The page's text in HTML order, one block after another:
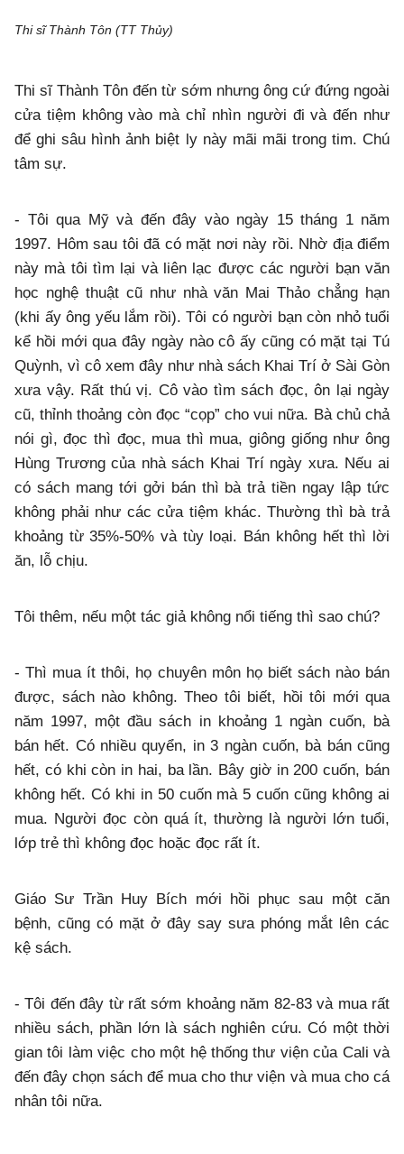
Thi sĩ Thành Tôn (TT Thủy)
Thi sĩ Thành Tôn đến từ sớm nhưng ông cứ đứng ngoài
cửa tiệm không vào mà chỉ nhìn người đi và đến như
để ghi sâu hình ảnh biệt ly này mãi mãi trong tim. Chú
tâm sự.
- Tôi qua Mỹ và đến đây vào ngày 15 tháng 1 năm
1997. Hôm sau tôi đã có mặt nơi này rồi. Nhờ địa điểm
này mà tôi tìm lại và liên lạc được các người bạn văn
học nghệ thuật cũ như nhà văn Mai Thảo chẳng hạn
(khi ấy ông yếu lắm rồi). Tôi có người bạn còn nhỏ tuổi
kể hồi mới qua đây ngày nào cô ấy cũng có mặt tại Tú
Quỳnh, vì cô xem đây như nhà sách Khai Trí ở Sài Gòn
xưa vậy. Rất thú vị. Cô vào tìm sách đọc, ôn lại ngày
cũ, thỉnh thoảng còn đọc “cọp” cho vui nữa. Bà chủ chả
nói gì, đọc thì đọc, mua thì mua, giông giống như ông
Hùng Trương của nhà sách Khai Trí ngày xưa. Nếu ai
có sách mang tới gởi bán thì bà trả tiền ngay lập tức
không phải như các cửa tiệm khác. Thường thì bà trả
khoảng từ 35%-50% và tùy loại. Bán không hết thì lời
ăn, lỗ chịu.
Tôi thêm, nếu một tác giả không nổi tiếng thì sao chú?
- Thì mua ít thôi, họ chuyên môn họ biết sách nào bán
được, sách nào không. Theo tôi biết, hồi tôi mới qua
năm 1997, một đầu sách in khoảng 1 ngàn cuốn, bà
bán hết. Có nhiều quyển, in 3 ngàn cuốn, bà bán cũng
hết, có khi còn in hai, ba lần. Bây giờ in 200 cuốn, bán
không hết. Có khi in 50 cuốn mà 5 cuốn cũng không ai
mua. Người đọc còn quá ít, thường là người lớn tuổi,
lớp trẻ thì không đọc hoặc đọc rất ít.
Giáo Sư Trần Huy Bích mới hồi phục sau một căn
bệnh, cũng có mặt ở đây say sưa phóng mắt lên các
kệ sách.
- Tôi đến đây từ rất sớm khoảng năm 82-83 và mua rất
nhiều sách, phần lớn là sách nghiên cứu. Có một thời
gian tôi làm việc cho một hệ thống thư viện của Cali và
đến đây chọn sách để mua cho thư viện và mua cho cá
nhân tôi nữa.